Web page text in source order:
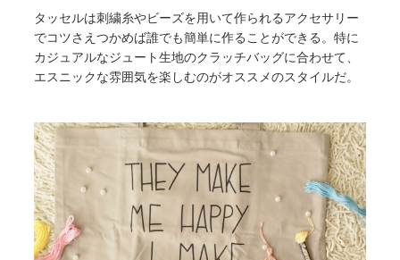
タッセルは刺繍糸やビーズを用いて作られるアクセサリー
でコツさえつかめば誰でも簡単に作ることができる。特に
カジュアルなジュート生地のクラッチバッグに合わせて、
エスニックな雰囲気を楽しむのがオススメのスタイルだ。